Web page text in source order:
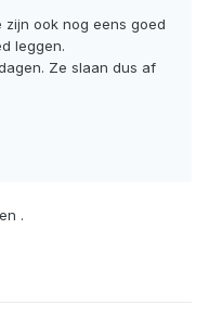
zijn ook nog eens goed
leggen.
Ze slaan dus af
.